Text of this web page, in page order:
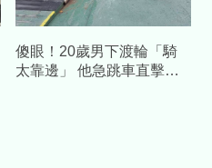
傻眼！20歲男下渡輪「騎
太靠邊」 他急跳車直擊機